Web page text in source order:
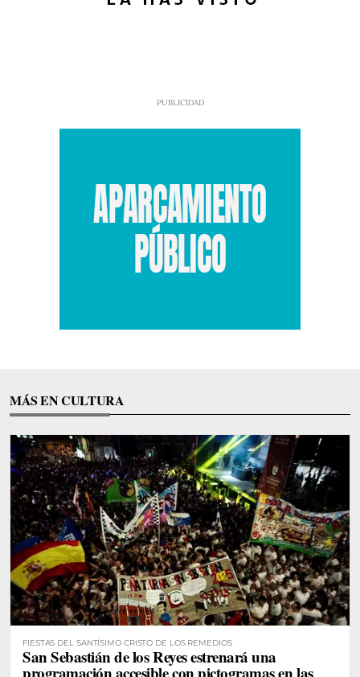
MÁS EN CULTURA
FIESTAS DEL SANTÍSIMO CRISTO DE LOS REMEDIOS
San Sebastián de los Reyes estrenará una